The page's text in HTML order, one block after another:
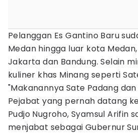
Pelanggan Es Gantino Baru
Medan hingga luar kota
Jakarta dan Bandung. Selain
kuliner khas Minang seperti
"Makanannya Sate Padang
Pejabat yang pernah datang
Pudjo Nugroho, Syamsul Arifin
menjabat sebagai Gubernur